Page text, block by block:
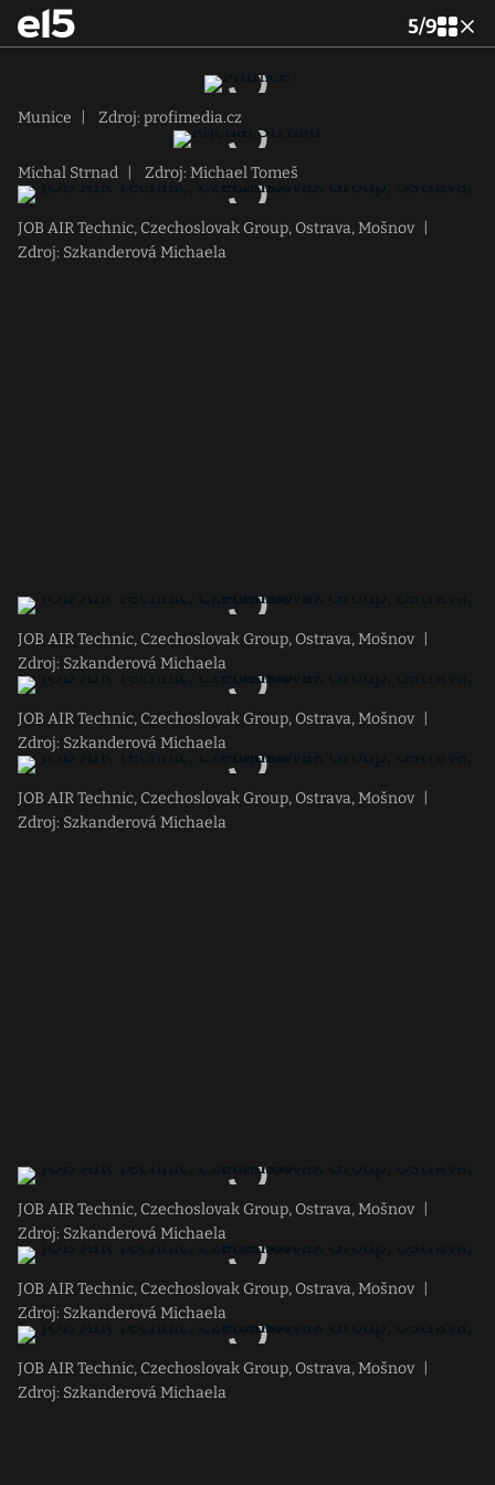
5/9
Munice Zdroj: profimedia.cz
Michal Strnad Zdroj: Michael Tomeš
JOB AIR Technic, Czechoslovak Group, Ostrava, Mošnov
Zdroj: Szkanderová Michaela
JOB AIR Technic, Czechoslovak Group, Ostrava, Mošnov
Zdroj: Szkanderová Michaela
JOB AIR Technic, Czechoslovak Group, Ostrava, Mošnov
Zdroj: Szkanderová Michaela
JOB AIR Technic, Czechoslovak Group, Ostrava, Mošnov
Zdroj: Szkanderová Michaela
JOB AIR Technic, Czechoslovak Group, Ostrava, Mošnov
Zdroj: Szkanderová Michaela
JOB AIR Technic, Czechoslovak Group, Ostrava, Mošnov
Zdroj: Szkanderová Michaela
JOB AIR Technic, Czechoslovak Group, Ostrava, Mošnov
Zdroj: Szkanderová Michaela